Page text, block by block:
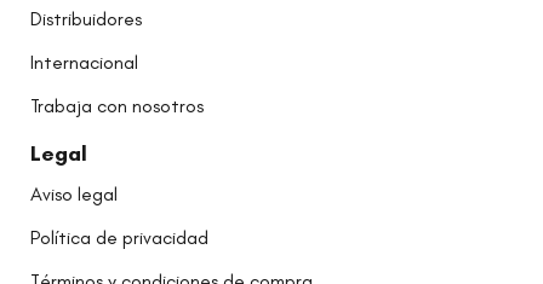
Distribuidores
Internacional
Trabaja con nosotros
Legal
Aviso legal
Política de privacidad